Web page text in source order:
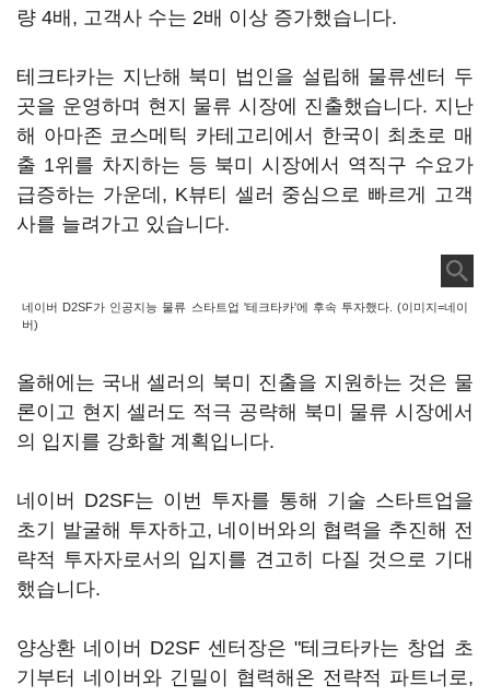
량 4배, 고객사 수는 2배 이상 증가했습니다.
테크타카는 지난해 북미 법인을 설립해 물류센터 두
곳을 운영하며 현지 물류 시장에 진출했습니다. 지난
해 아마존 코스메틱 카테고리에서 한국이 최초로 매
출 1위를 차지하는 등 북미 시장에서 역직구 수요가
급증하는 가운데, K뷰티 셀러 중심으로 빠르게 고객
사를 늘려가고 있습니다.
네이버 D2SF가 인공지능 물류 스타트업 '테크타카'에 후속 투자했다. (이미지=네이
버)
올해에는 국내 셀러의 북미 진출을 지원하는 것은 물
론이고 현지 셀러도 적극 공략해 북미 물류 시장에서
의 입지를 강화할 계획입니다.
네이버 D2SF는 이번 투자를 통해 기술 스타트업을
초기 발굴해 투자하고, 네이버와의 협력을 추진해 전
략적 투자자로서의 입지를 견고히 다질 것으로 기대
했습니다.
양상환 네이버 D2SF 센터장은 "테크타카는 창업 초
기부터 네이버와 긴밀이 협력해온 전략적 파트너로,